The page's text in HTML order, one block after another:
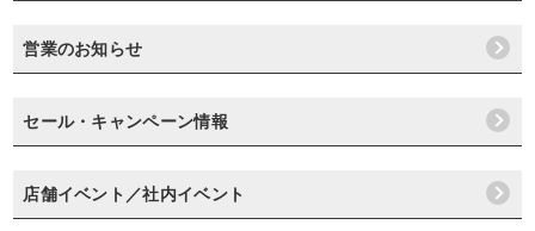
営業のお知らせ
セール・キャンペーン情報
店舗イベント／社内イベント